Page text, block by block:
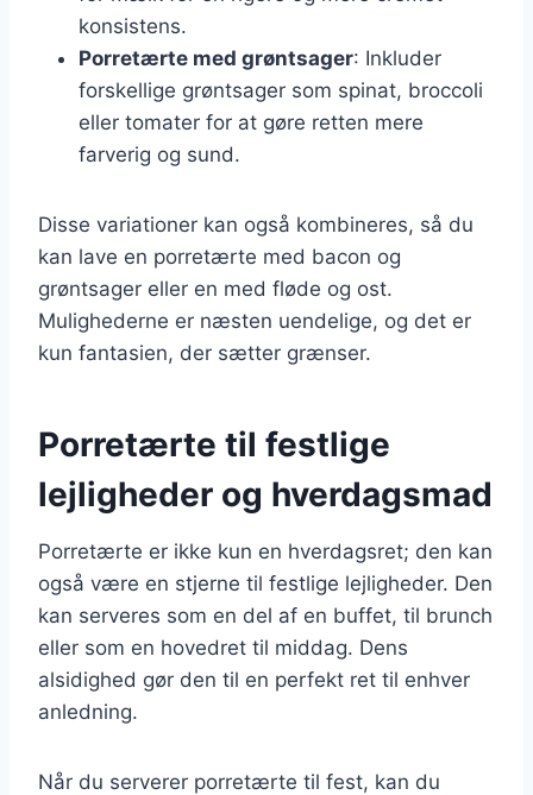
konsistens.
Porretærte med grøntsager: Inkluder
forskellige grøntsager som spinat, broccoli
eller tomater for at gøre retten mere
farverig og sund.
Disse variationer kan også kombineres, så du
kan lave en porretærte med bacon og
grøntsager eller en med fløde og ost.
Mulighederne er næsten uendelige, og det er
kun fantasien, der sætter grænser.
Porretærte til festlige
lejligheder og hverdagsmad
Porretærte er ikke kun en hverdagsret; den kan
også være en stjerne til festlige lejligheder. Den
kan serveres som en del af en buffet, til brunch
eller som en hovedret til middag. Dens
alsidighed gør den til en perfekt ret til enhver
anledning.
Når du serverer porretærte til fest, kan du